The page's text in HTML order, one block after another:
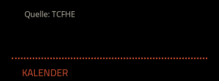
Quelle: TCFHE
KALENDER